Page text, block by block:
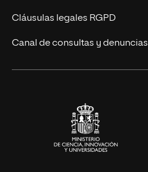
Diseño
Ciencias de la Salud
Cláusulas legales RGPD
Canal de consultas y denuncias